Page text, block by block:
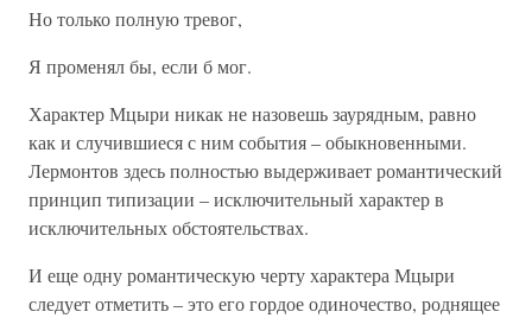
Но только полную тревог,
Я променял бы, если б мог.
Характер Мцыри никак не назовешь заурядным, равно
как и случившиеся с ним события – обыкновенными.
Лермонтов здесь полностью выдерживает романтический
принцип типизации – исключительный характер в
исключительных обстоятельствах.
И еще одну романтическую черту характера Мцыри
следует отметить – это его гордое одиночество, роднящее